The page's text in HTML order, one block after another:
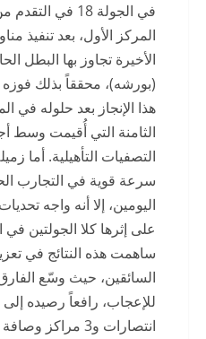
في الجولة 18
المركز الأول، بعد تنفيذ
الأخيرة تجاوز بها البطل
(بورشه)، محققاً بذلك فوزه
هذا الإنجاز بعد حلوله في
الثامنة التي أُقيمت وسط
التصفيات التأهيلية. أما
سرعة قوية في التجارب
اليومين، إلا أنه واجه
على إثرها كلا الجولتين
ساهمت هذه النتائج في